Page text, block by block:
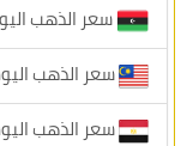
سعر الذهب
سعر الذهب
سعر الذهب